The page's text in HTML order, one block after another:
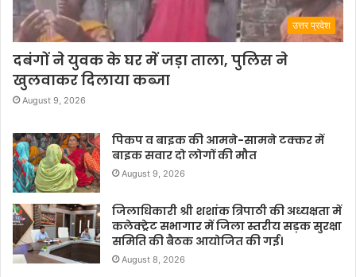
उत्तर प्रदेश
दबंगों ने युवक के घर में जड़ा ताला, पुलिस ने
खुलवाकर दिलाया कब्जा
August 9, 2026
पिकप व बाइक की आमने-सामने टक्कर में
बाइक सवार दो लोगों की मौत
August 9, 2026
जिलाधिकारी श्री शशांक त्रिपाठी की अध्यक्षता में
कलेक्ट्रेट सभागार में जिला स्तरीय सड़क सुरक्षा
समिति की बैठक आयोजित की गई।
August 8, 2026